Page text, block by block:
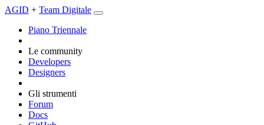
AGID + Team Digitale
Piano Triennale
Le community
Developers
Designers
Gli strumenti
Forum
Docs